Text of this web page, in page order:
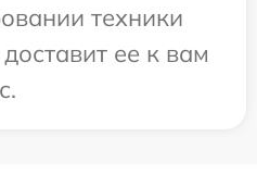
техники
ее к вам